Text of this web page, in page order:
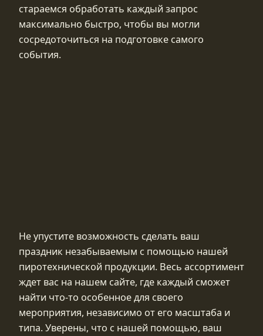
стараемся обработать каждый запрос
максимально быстро, чтобы вы могли
сосредоточиться на подготовке самого
события.
Не упустите возможность сделать ваш
праздник незабываемым с помощью нашей
пиротехнической продукции. Весь ассортимент
ждет вас на нашем сайте, где каждый сможет
найти что-то особенное для своего
мероприятия, независимо от его масштаба и
типа. Уверены, что с нашей помощью, ваш